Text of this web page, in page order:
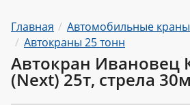
Главная
Автомобильные краны
Автокраны 25 тонн
Автокран Ивановец
(Next) 25т, стрела 30м